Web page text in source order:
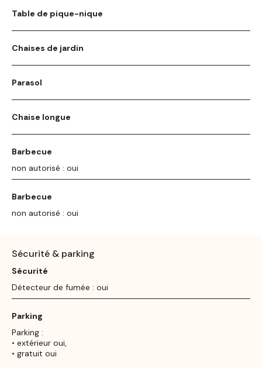
Table de pique-nique
Chaises de jardin
Parasol
Chaise longue
Barbecue
non autorisé : oui
Barbecue
non autorisé : oui
Sécurité & parking
Sécurité
Détecteur de fumée : oui
Parking
Parking :
• extérieur oui,
• gratuit oui